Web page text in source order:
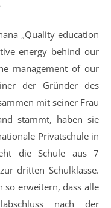
energy behind our
management of our
der Gründer des
mit seiner Frau
stammt, haben sie
Privatschule in
die Schule aus 7
dritten Schulklasse.
so erweitern, dass alle
nach der